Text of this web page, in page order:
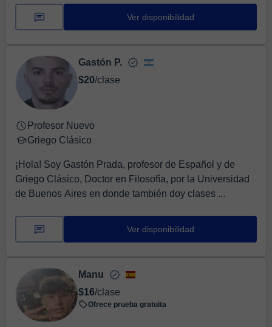
Ver disponibilidad
Gastón P.
$20/clase
Profesor Nuevo
Griego Clásico
¡Hola! Soy Gastón Prada, profesor de Español y de
Griego Clásico, Doctor en Filosofía, por la Universidad
de Buenos Aires en donde también doy clases ...
Ver disponibilidad
Manu
$16/clase
Ofrece prueba gratuita